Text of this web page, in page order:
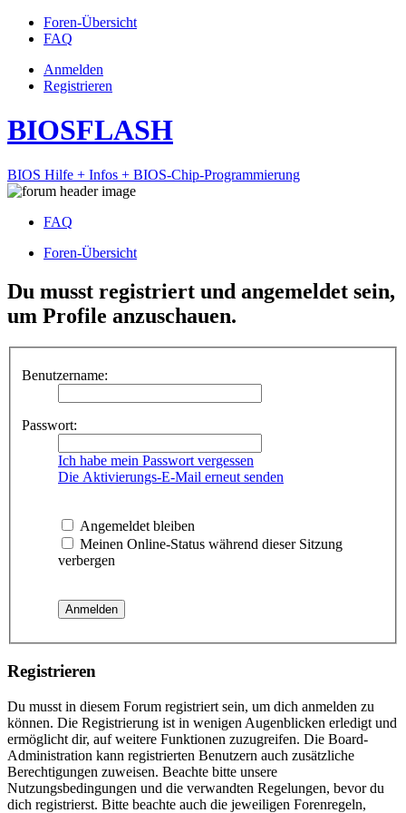
Foren-Übersicht
FAQ
Anmelden
Registrieren
BIOSFLASH
BIOS Hilfe + Infos + BIOS-Chip-Programmierung
FAQ
Foren-Übersicht
Du musst registriert und angemeldet sein,
um Profile anzuschauen.
Benutzername:
Passwort:
Ich habe mein Passwort vergessen
Die Aktivierungs-E-Mail erneut senden
Angemeldet bleiben
Meinen Online-Status während dieser Sitzung
verbergen
Registrieren
Du musst in diesem Forum registriert sein, um dich anmelden zu
können. Die Registrierung ist in wenigen Augenblicken erledigt und
ermöglicht dir, auf weitere Funktionen zuzugreifen. Die Board-
Administration kann registrierten Benutzern auch zusätzliche
Berechtigungen zuweisen. Beachte bitte unsere
Nutzungsbedingungen und die verwandten Regelungen, bevor du
dich registrierst. Bitte beachte auch die jeweiligen Forenregeln,